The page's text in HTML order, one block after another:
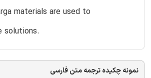
materials are used to
solutions.
نمونه چکیده ترجمه متن فارسی